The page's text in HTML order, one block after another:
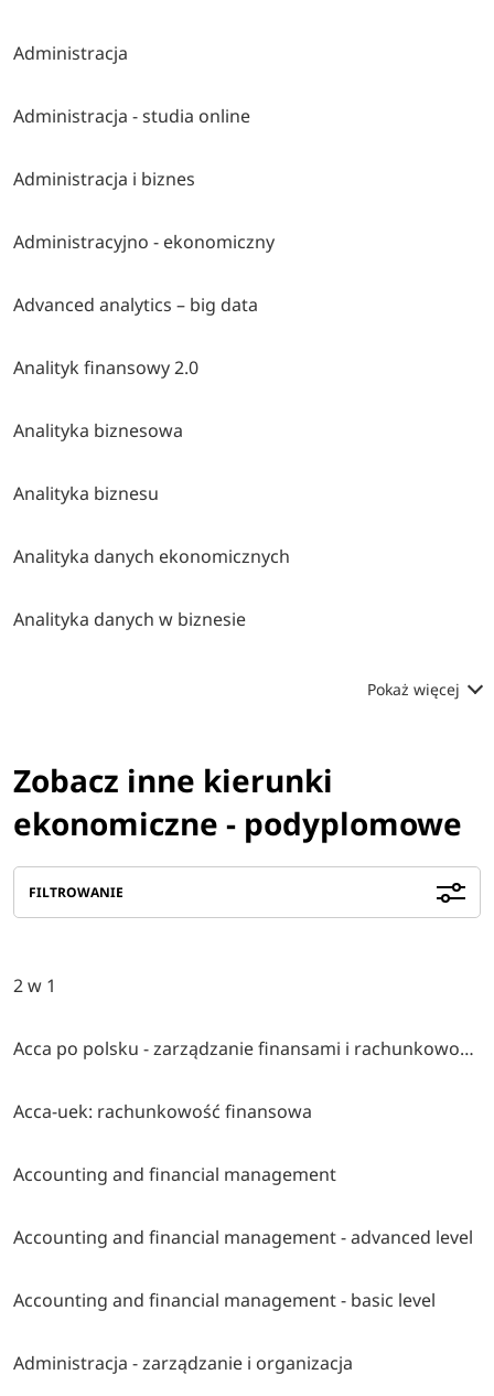
Administracja
Administracja - studia online
Administracja i biznes
Administracyjno - ekonomiczny
Advanced analytics – big data
Analityk finansowy 2.0
Analityka biznesowa
Analityka biznesu
Analityka danych ekonomicznych
Analityka danych w biznesie
Pokaż więcej
Zobacz inne kierunki
ekonomiczne - podyplomowe
FILTROWANIE
2 w 1
Acca po polsku - zarządzanie finansami i rachunkowość w środowisku międzynarodowym
Acca-uek: rachunkowość finansowa
Accounting and financial management
Accounting and financial management - advanced level
Accounting and financial management - basic level
Administracja - zarządzanie i organizacja